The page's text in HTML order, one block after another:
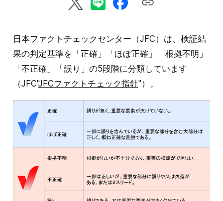
日本ファクトチェックセンター（JFC）は、検証結
果の判定基準を「正確」「ほぼ正確」「根拠不明」
「不正確」「誤り」の5段階に分類しています
（JFC"JFCファクトチェック指針"）。